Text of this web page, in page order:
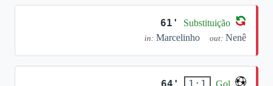
61' Substituição
in: Marcelinho out: Nenê
64'
Gol